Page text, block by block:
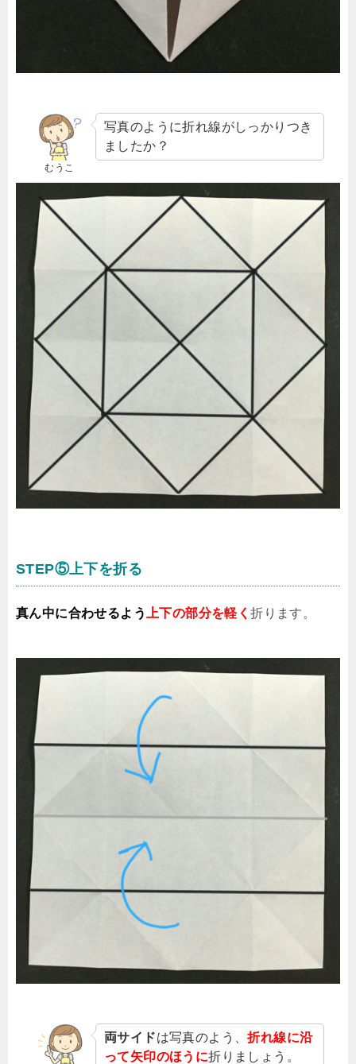
むうこ
写真のように折れ線がしっかりつき
ましたか？
STEP⑤上下を折る
真ん中に合わせるよう 上下の部分を軽く折ります。
両サイドは写真のよう、折れ線に沿
って矢印のほうに折りましょう。